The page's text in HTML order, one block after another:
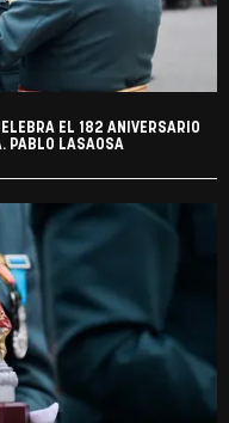
EL 182 ANIVERSARIO
PABLO LASAOSA